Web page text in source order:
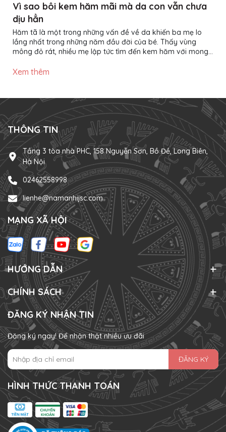
Vì sao bôi kem hăm mãi mà da con vẫn chưa
dịu hẳn
Hăm tã là một trong những vấn đề về da khiến ba mẹ lo
lắng nhất trong những năm đầu đời của bé. Thấy vùng
mông đỏ rát, nhiều mẹ lập tức tìm đến kem hăm với mong
không ít trường hợp đã bôi kem đều đặn nhiều ngày nhưng
không hiệu quả? Thực tế, kem hăm chỉ là một phần trong
quá trình chăm...
Xem thêm
THÔNG TIN
Tầng 3 tòa nhà PHC, 158 Nguyễn Sơn, Bồ Đề, Long Biên,
Hà Nội
02462558998
lienhe@namanhijsc.com
MẠNG XÃ HỘI
HƯỚNG DẪN
CHÍNH SÁCH
ĐĂNG KÝ NHẬN TIN
Đăng ký ngay! Để nhận thật nhiều ưu đãi
ĐĂNG KÝ
HÌNH THỨC THANH TOÁN